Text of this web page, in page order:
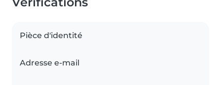
Pièce d'identité
Adresse e-mail